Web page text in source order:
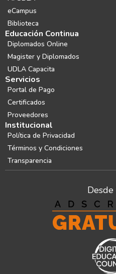
eCampus
Biblioteca
Educación Continua
Diplomados Online
Magister y Diplomados
UDLA Capacita
Servicios
Portal de Pago
Certificados
Proveedores
Institucional
Política de Privacidad
Términos y Condiciones
Transparencia